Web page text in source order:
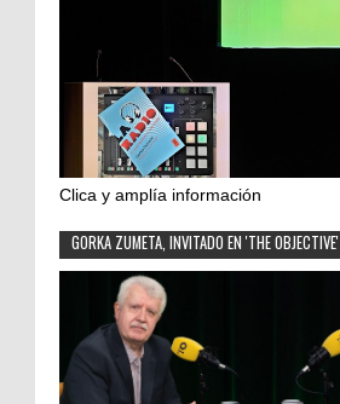
Clica y amplía información
GORKA ZUMETA, INVITADO EN 'THE OBJECTIVE'